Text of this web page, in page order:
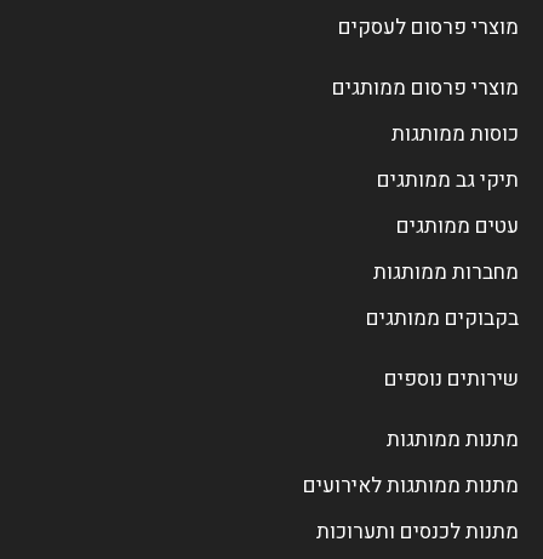
מוצרי פרסום לעסקים
מוצרי פרסום ממותגים
כוסות ממותגות
תיקי גב ממותגים
עטים ממותגים
מחברות ממותגות
בקבוקים ממותגים
שירותים נוספים
מתנות ממותגות
מתנות ממותגות לאירועים
מתנות לכנסים ותערוכות